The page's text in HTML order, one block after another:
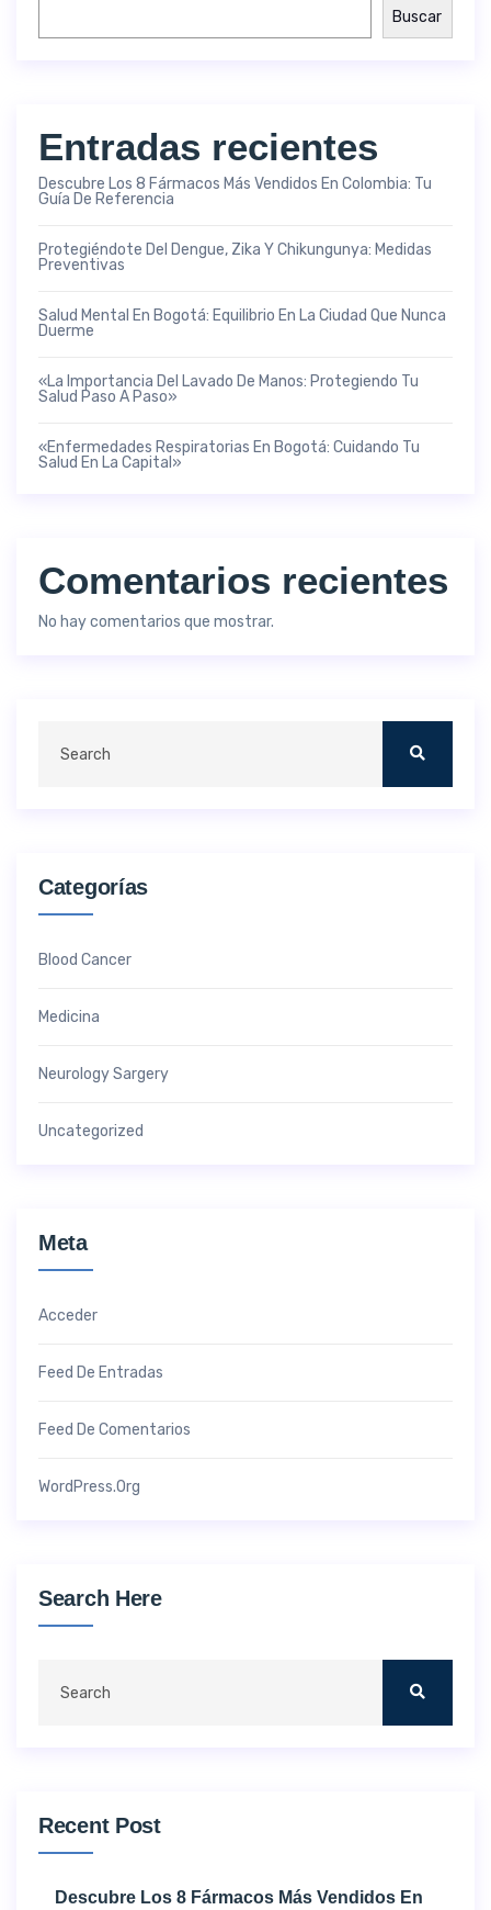
Buscar
Entradas recientes
Descubre Los 8 Fármacos Más Vendidos En Colombia: Tu
Guía De Referencia
Protegiéndote Del Dengue, Zika Y Chikungunya: Medidas
Preventivas
Salud Mental En Bogotá: Equilibrio En La Ciudad Que Nunca
Duerme
«La Importancia Del Lavado De Manos: Protegiendo Tu
Salud Paso A Paso»
«Enfermedades Respiratorias En Bogotá: Cuidando Tu
Salud En La Capital»
Comentarios recientes
No hay comentarios que mostrar.
Categorías
Blood Cancer
Medicina
Neurology Sargery
Uncategorized
Meta
Acceder
Feed De Entradas
Feed De Comentarios
WordPress.org
Search Here
Recent Post
Descubre Los 8 Fármacos Más Vendidos En